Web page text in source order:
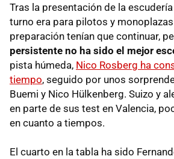
Tras la presentación de la
turno era para pilotos y
preparación tenían que continuar,
persistente no ha sido el mejor
pista húmeda, Nico Rosberg ha
tiempo, seguido por unos
Buemi y Nico Hülkenberg. Suizo y
en parte de sus test en Valencia,
en cuanto a tiempos.
El cuarto en la tabla ha sido